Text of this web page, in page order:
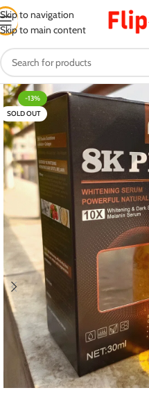
Skip to navigation
Skip to main content
-13%
SOLD OUT